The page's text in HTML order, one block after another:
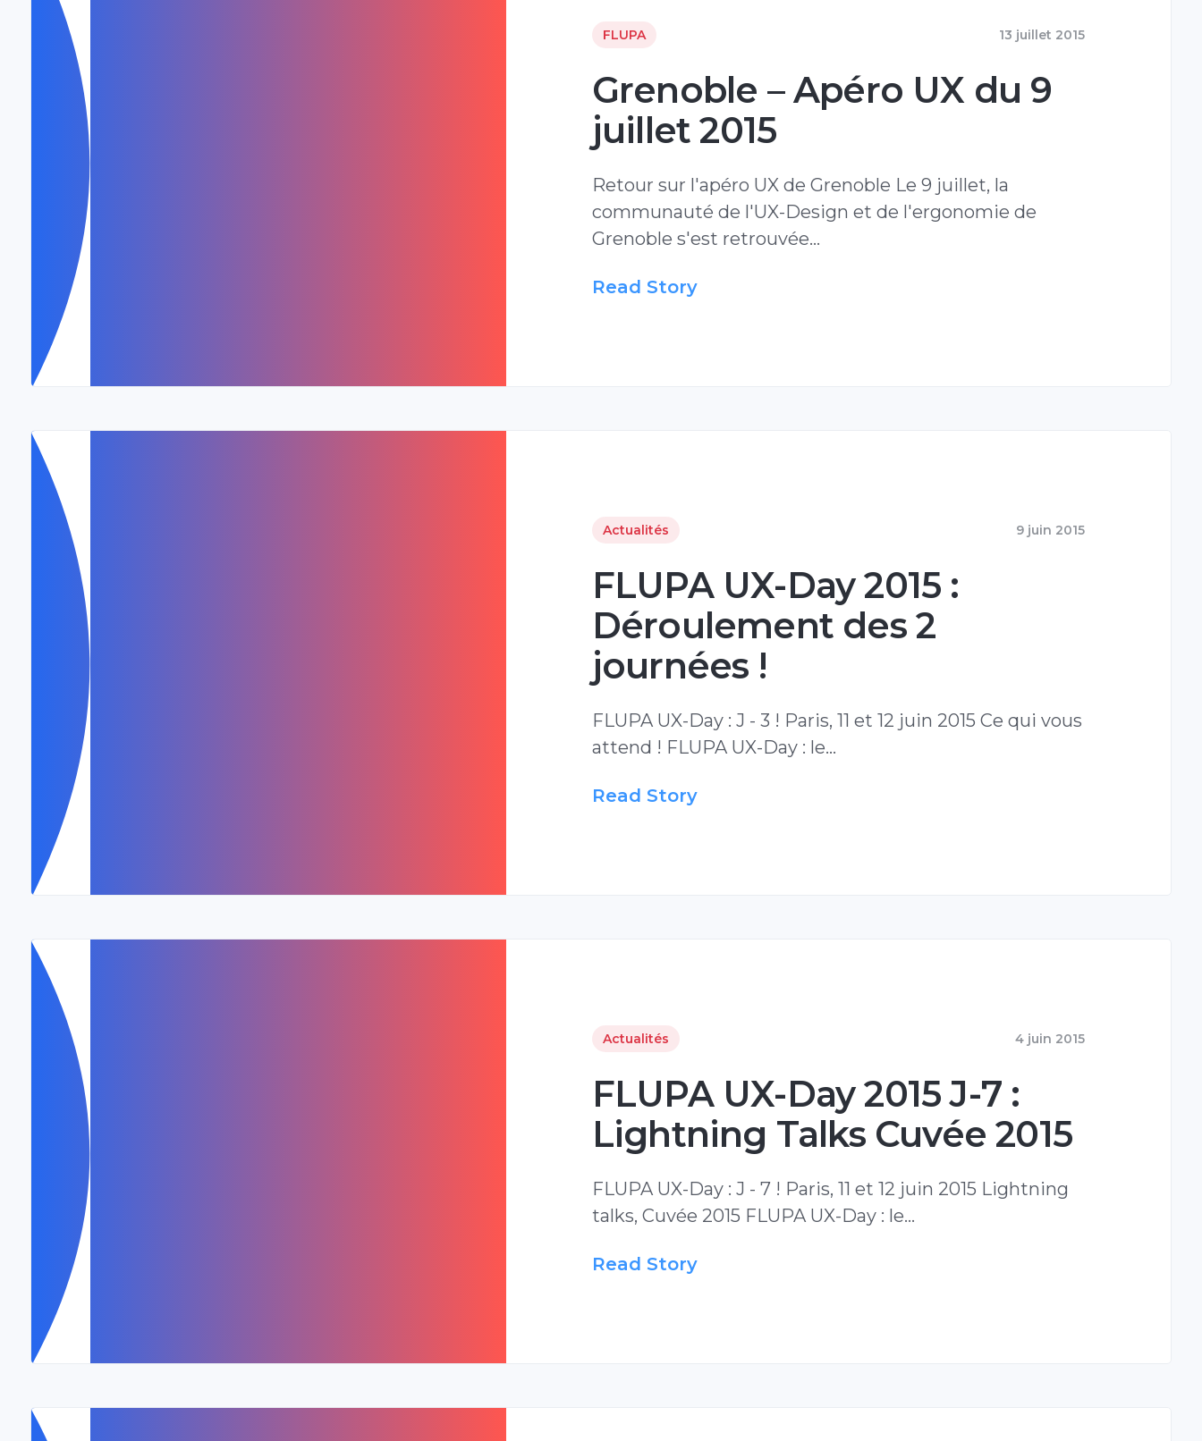
FLUPA 13 juillet 2015
Grenoble – Apéro UX du 9
juillet 2015
Retour sur l'apéro UX de Grenoble Le 9 juillet, la
communauté de l'UX-Design et de l'ergonomie de
Grenoble s'est retrouvée…
Read Story
Actualités 9 juin 2015
FLUPA UX-Day 2015 :
Déroulement des 2
journées !
FLUPA UX-Day : J - 3 ! Paris, 11 et 12 juin 2015 Ce qui vous
attend ! FLUPA UX-Day : le…
Read Story
Actualités 4 juin 2015
FLUPA UX-Day 2015 J-7 :
Lightning Talks Cuvée 2015
FLUPA UX-Day : J - 7 ! Paris, 11 et 12 juin 2015 Lightning
talks, Cuvée 2015 FLUPA UX-Day : le…
Read Story